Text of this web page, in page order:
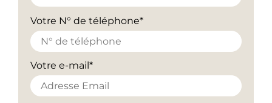
Votre N° de téléphone*
Votre e-mail*